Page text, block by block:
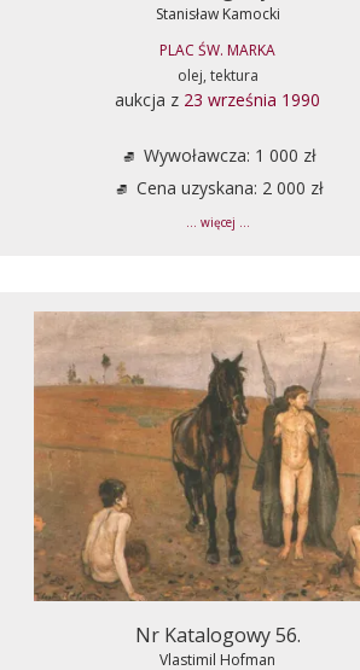
Stanisław Kamocki
PLAC ŚW. MARKA
olej, tektura
aukcja z 23 września 1990
Wywoławcza: 1 000 zł
Cena uzyskana: 2 000 zł
... więcej ...
Nr Katalogowy 56.
Vlastimil Hofman